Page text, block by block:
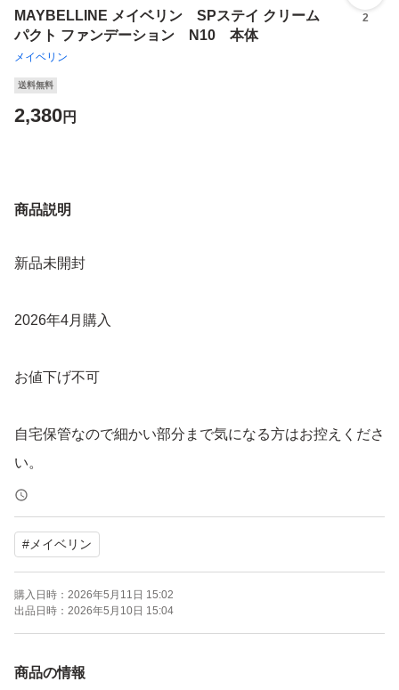
MAYBELLINE メイベリン SPステイ クリーム
パクト ファンデーション N10 本体
メイベリン
2
送料無料
2,380円
商品説明
新品未開封
2026年4月購入
お値下げ不可
自宅保管なので細かい部分まで気になる方はお控えくださ
い。
MAYBELLINE (メイベリン) SPステイ クリームパクト フ
ァンデーション N10 クリーム カバー ハイカバー 敏感肌
ブランド：ー
#メイベリン
購入日時： 2026年5月11日 15:02
出品日時： 2026年5月10日 15:04
商品の情報